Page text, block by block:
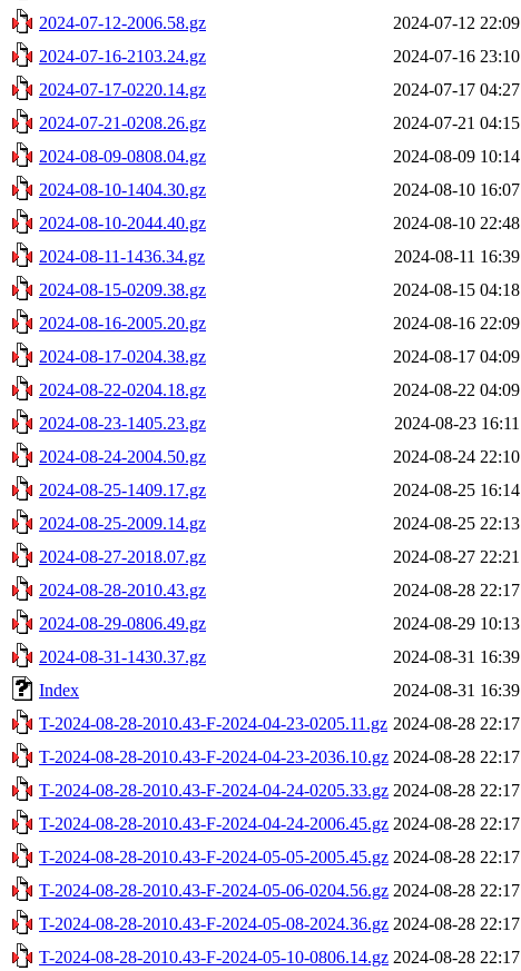
2024-07-12-2006.58.gz
2024-07-12 22:09
2024-07-16-2103.24.gz
2024-07-16 23:10
2024-07-17-0220.14.gz
2024-07-17 04:27
2024-07-21-0208.26.gz
2024-07-21 04:15
2024-08-09-0808.04.gz
2024-08-09 10:14
2024-08-10-1404.30.gz
2024-08-10 16:07
2024-08-10-2044.40.gz
2024-08-10 22:48
2024-08-11-1436.34.gz
2024-08-11 16:39
2024-08-15-0209.38.gz
2024-08-15 04:18
2024-08-16-2005.20.gz
2024-08-16 22:09
2024-08-17-0204.38.gz
2024-08-17 04:09
2024-08-22-0204.18.gz
2024-08-22 04:09
2024-08-23-1405.23.gz
2024-08-23 16:11
2024-08-24-2004.50.gz
2024-08-24 22:10
2024-08-25-1409.17.gz
2024-08-25 16:14
2024-08-25-2009.14.gz
2024-08-25 22:13
2024-08-27-2018.07.gz
2024-08-27 22:21
2024-08-28-2010.43.gz
2024-08-28 22:17
2024-08-29-0806.49.gz
2024-08-29 10:13
2024-08-31-1430.37.gz
2024-08-31 16:39
Index
2024-08-31 16:39
T-2024-08-28-2010.43-F-2024-04-23-0205.11.gz 2024-08-28 22:17
T-2024-08-28-2010.43-F-2024-04-23-2036.10.gz 2024-08-28 22:17
T-2024-08-28-2010.43-F-2024-04-24-0205.33.gz 2024-08-28 22:17
T-2024-08-28-2010.43-F-2024-04-24-2006.45.gz 2024-08-28 22:17
T-2024-08-28-2010.43-F-2024-05-05-2005.45.gz 2024-08-28 22:17
T-2024-08-28-2010.43-F-2024-05-06-0204.56.gz 2024-08-28 22:17
T-2024-08-28-2010.43-F-2024-05-08-2024.36.gz 2024-08-28 22:17
T-2024-08-28-2010.43-F-2024-05-10-0806.14.gz 2024-08-28 22:17